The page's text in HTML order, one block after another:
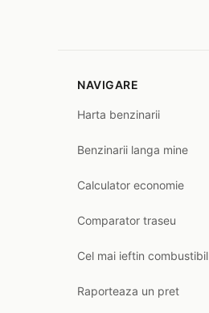
NAVIGARE
Harta benzinarii
Benzinarii langa mine
Calculator economie
Comparator traseu
Cel mai ieftin combustibil
Raporteaza un pret